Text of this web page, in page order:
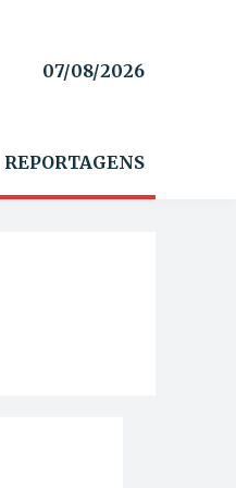
07/08/2026
REPORTAGENS